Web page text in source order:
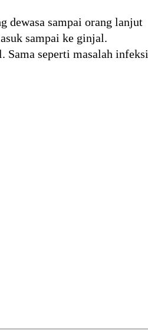
dewasa sampai orang lanjut
sampai ke ginjal.
Sama seperti masalah infeksi